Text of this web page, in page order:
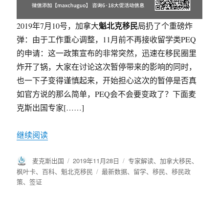
2019年7月10号，加拿大魁北克移民局扔了个重磅炸
弹：由于工作重心调整，11月前不再接收留学类PEQ
的申请：这一政策宣布的非常突然，迅速在移民圈里
炸开了锅，大家在讨论这次暂停带来的影响的同时，
也一下子变得谨慎起来，开始担心这次的暂停是否真
如官方说的那么简单，PEQ会不会要变政了？下面麦
克斯出国专家[……]
继续阅读
作
者
麦克斯出国
发
布
2019年11月28日
分
类
专家解读、加拿大移民、
枫叶卡、百科、 魁北克移民
标
最新数据、 留学、移民、移民政
策、签证